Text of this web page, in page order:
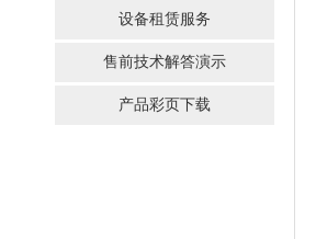
设备租赁服务
售前技术解答演示
产品彩页下载